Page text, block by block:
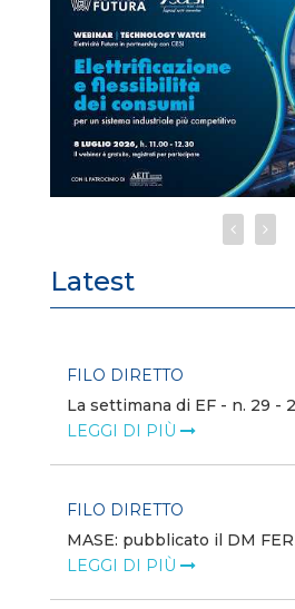
Latest
FILO DIRETTO
La settimana di EF - n. 29 -
LEGGI DI PIÙ
FILO DIRETTO
MASE: pubblicato il DM
LEGGI DI PIÙ